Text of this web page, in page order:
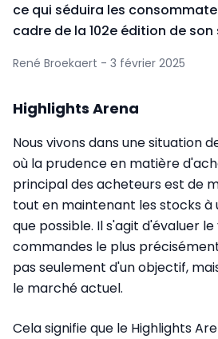
ce qui séduira les
cadre de la 102e édition de son
René Broekaert - 3 février 2025
Highlights Arena
Nous vivons dans une situation
où la prudence en matière
principal des acheteurs est de
tout en maintenant les stocks à
que possible. Il s'agit d'évaluer
commandes le plus
pas seulement d'un objectif,
le marché actuel.
Cela signifie que le Highlights